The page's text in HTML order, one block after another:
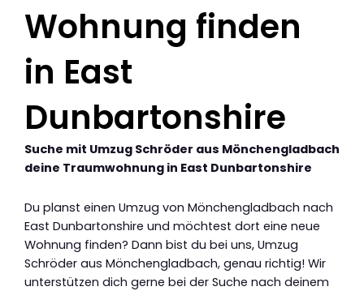
Wohnung finden
in East
Dunbartonshire
Suche mit Umzug Schröder aus Mönchengladbach
deine Traumwohnung in East Dunbartonshire
Du planst einen Umzug von Mönchengladbach nach
East Dunbartonshire und möchtest dort eine neue
Wohnung finden? Dann bist du bei uns, Umzug
Schröder aus Mönchengladbach, genau richtig! Wir
unterstützen dich gerne bei der Suche nach deinem